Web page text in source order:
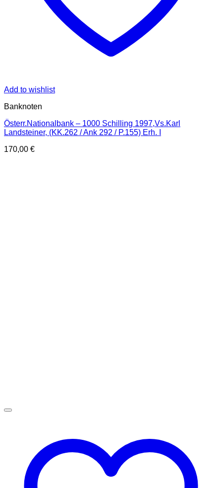
Add to wishlist
Banknoten
Österr.Nationalbank – 1000 Schilling 1997,Vs.Karl
Landsteiner, (KK.262 / Ank 292 / P.155) Erh. I
170,00 €